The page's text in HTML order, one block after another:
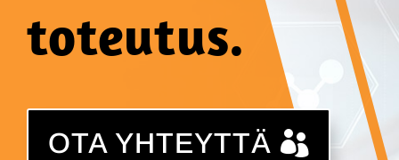
toteutus.
OTA YHTEYTTÄ